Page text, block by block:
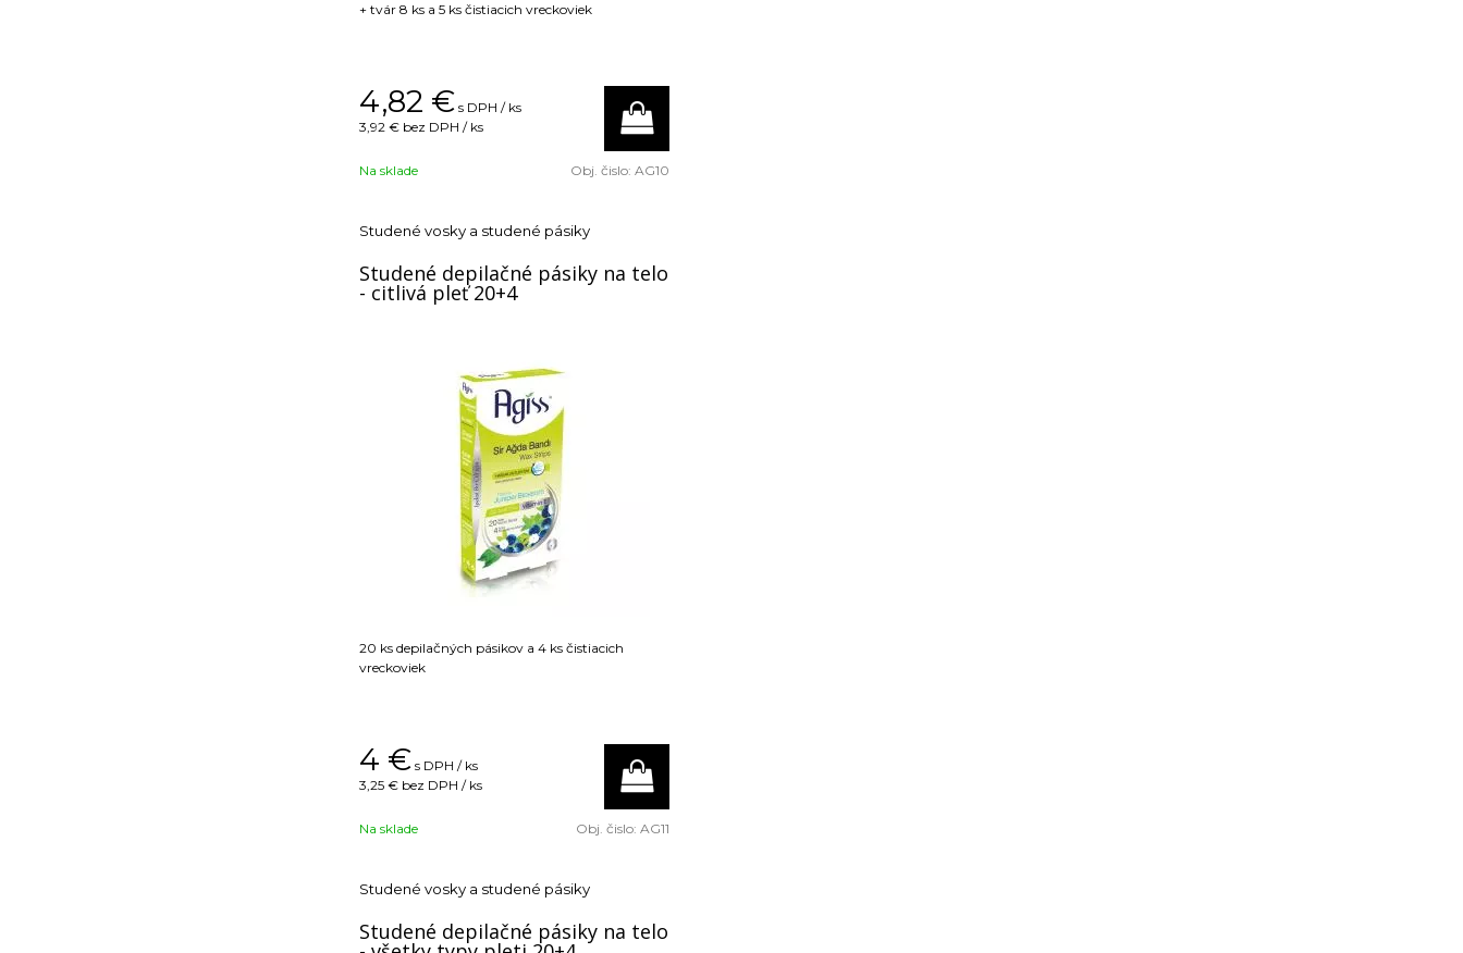
+ tvár 8 ks a 5 ks čistiacich vreckoviek
4,82 € s DPH / ks
3,92 € bez DPH / ks
Na sklade Obj. čislo: AG10
Studené vosky a studené pásiky
Studené depilačné pásiky na telo
- citlivá pleť 20+4
20 ks depilačných pásikov a 4 ks čistiacich
vreckoviek
4 € s DPH / ks
3,25 € bez DPH / ks
Na sklade Obj. čislo: AG11
Studené vosky a studené pásiky
Studené depilačné pásiky na telo